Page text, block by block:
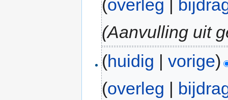
(overleg |
(Aanvulling uit
(huidig |vorige)
(overleg